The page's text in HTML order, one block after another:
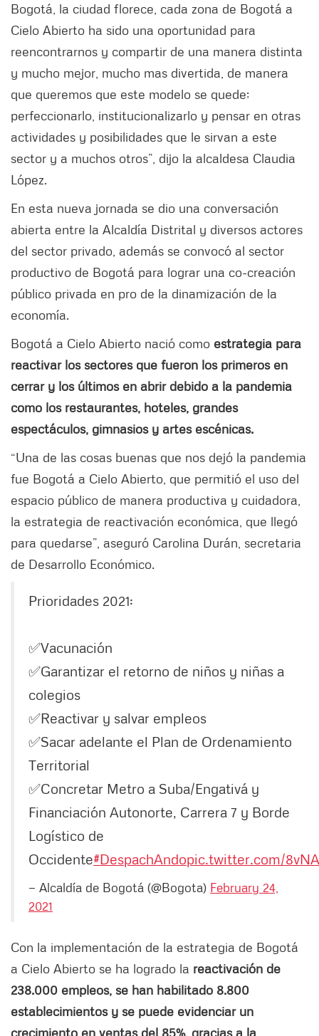
Bogotá, la ciudad florece, cada zona de Bogotá a
Cielo Abierto ha sido una oportunidad para
reencontrarnos y compartir de una manera distinta
y mucho mejor, mucho mas divertida, de manera
que queremos que este modelo se quede;
perfeccionarlo, institucionalizarlo y pensar en otras
actividades y posibilidades que le sirvan a este
sector y a muchos otros”, dijo la alcaldesa Claudia
López.
En esta nueva jornada se dio una conversación
abierta entre la Alcaldía Distrital y diversos actores
del sector privado, además se convocó al sector
productivo de Bogotá para lograr una co-creación
público privada en pro de la dinamización de la
economía.
Bogotá a Cielo Abierto nació como estrategia para
reactivar los sectores que fueron los primeros en
cerrar y los últimos en abrir debido a la pandemia
como los restaurantes, hoteles, grandes
espectáculos, gimnasios y artes escénicas.
“Una de las cosas buenas que nos dejó la pandemia
fue Bogotá a Cielo Abierto, que permitió el uso del
espacio público de manera productiva y cuidadora,
la estrategia de reactivación económica, que llegó
para quedarse”, aseguró Carolina Durán, secretaria
de Desarrollo Económico.
Prioridades 2021:
✅Vacunación
✅Garantizar el retorno de niños y niñas a
colegios
✅Reactivar y salvar empleos
✅Sacar adelante el Plan de Ordenamiento
Territorial
✅Concretar Metro a Suba/Engativá y
Financiación Autonorte, Carrera 7 y Borde
Logístico de
Occidente#DespachAndopic.twitter.com/
— Alcaldía de Bogotá (@Bogota) February 24,
2021
Con la implementación de la estrategia de Bogotá
a Cielo Abierto se ha logrado la reactivación de
238.000 empleos, se han habilitado 8.800
establecimientos y se puede evidenciar un
crecimiento en ventas del 85%, gracias a la